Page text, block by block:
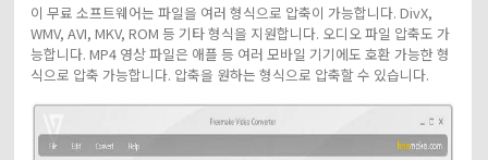
이 무료 소프트웨어는 파일을 여러 형식으로 압축이 가능합니다. DivX,
WMV, AVI, MKV, ROM 등 기타 형식을 지원합니다. 오디오 파일 압축도 가
능합니다. MP4 영상 파일은 애플 등 여러 모바일 기기에도 호환 가능한 형
식으로 압축 가능합니다. 압축을 원하는 형식으로 압축할 수 있습니다.